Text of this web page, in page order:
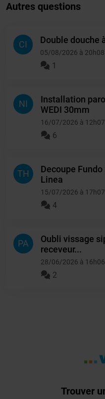
Autres questions
CI Double douche
05/08/2026 à 20h08
1
NI
Installation
WEDI 30mm
16/07/2026 à
6
TH
Decoupe
Linea
15/07/2026 à
4
PA
Oubli vissage
receveur...
28/06/2026 à
2
Trouver